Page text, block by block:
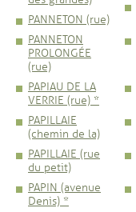
PANNETON (rue)
PANNETON
PROLONGÉE
(rue)
PAPIAU DE LA
VERRIE (rue) *
PAPILLAIE
(chemin de la)
PAPILLAIE (rue
du petit)
PAPIN (avenue
Denis) *